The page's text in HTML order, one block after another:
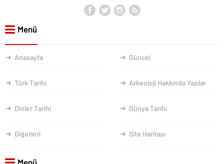
Menü
Anasayfa Güncel
Türk Tarihi Arkeoloji Hakkında Yazılar
Dinler Tarihi Dünya Tarihi
Diğerleri Site Haritası
Menü